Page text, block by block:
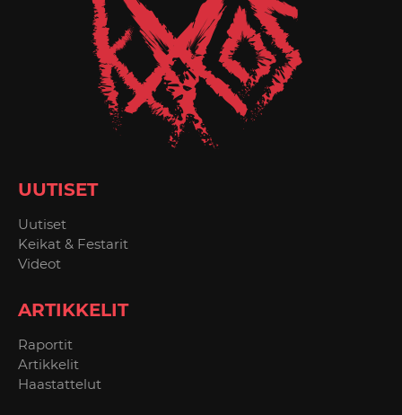
UUTISET
Uutiset
Keikat & Festarit
Videot
ARTIKKELIT
Raportit
Artikkelit
Haastattelut